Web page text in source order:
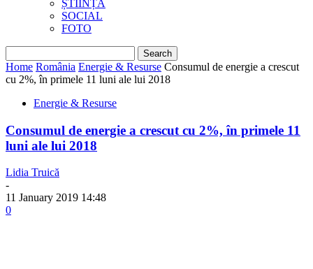
ȘTIINȚĂ
SOCIAL
FOTO
Home România Energie & Resurse Consumul de energie a crescut
cu 2%, în primele 11 luni ale lui 2018
Energie & Resurse
Consumul de energie a crescut cu 2%, în primele 11
luni ale lui 2018
Lidia Truică
-
11 January 2019 14:48
0